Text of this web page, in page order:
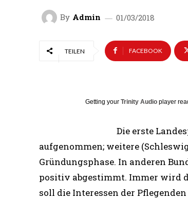
By Admin 01/03/2018
TEILEN FACEBOOK
Getting your Trinity Audio player
Die erste
aufgenommen; weitere
Gründungsphase. In anderen
positiv abgestimmt. Immer wird
soll die Interessen der